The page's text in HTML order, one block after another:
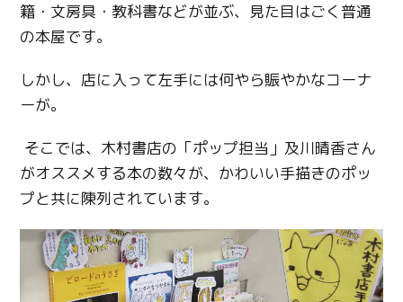
籍・文房具・教科書などが並ぶ、見た目はごく普通
の本屋です。
しかし、店に入って左手には何やら賑やかなコーナ
ーが。
そこでは、木村書店の「ポップ担当」及川晴香さん
がオススメする本の数々が、かわいい手描きのポッ
プと共に陳列されています。